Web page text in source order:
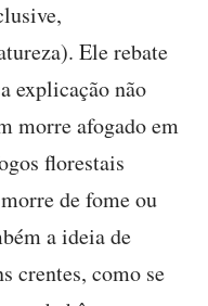
Ele rebate
explicação não
morre afogado em
florestais
de fome ou
a ideia de
crentes, como se